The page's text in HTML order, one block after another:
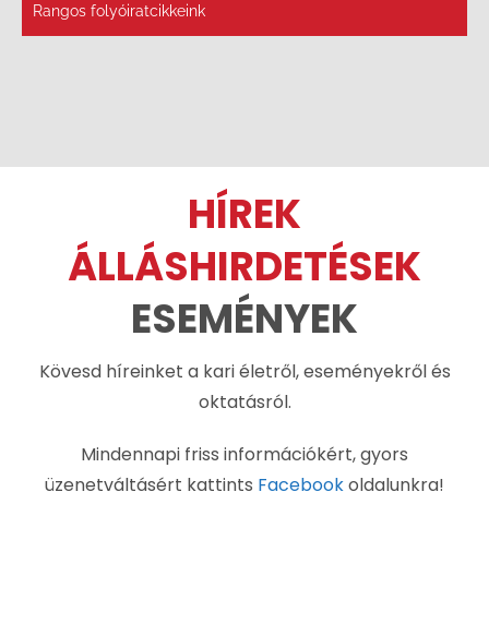
Rangos folyóiratcikkeink
HÍREK
ÁLLÁSHIRDETÉSEK
ESEMÉNYEK
Kövesd híreinket a kari életről, eseményekről és
oktatásról.
Mindennapi friss információkért, gyors
üzenetváltásért kattints Facebookoldalunkra!